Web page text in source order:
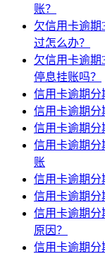
账？
欠信用卡逾
过怎么办？
欠信用卡逾
停息挂账吗？
信用卡逾期分
信用卡逾期分
信用卡逾期分
信用卡逾期分
账
信用卡逾期分
信用卡逾期分
信用卡逾期分
原因？
信用卡逾期分